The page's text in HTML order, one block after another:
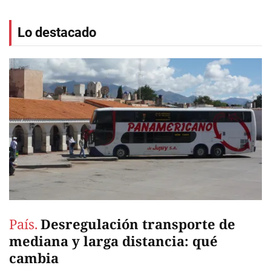
Lo destacado
País. Desregulación transporte de
mediana y larga distancia: qué
cambia